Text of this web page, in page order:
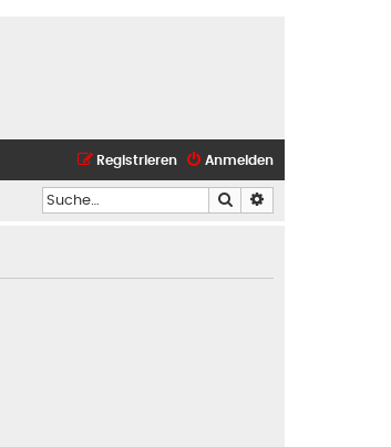
Anmelden
Registrieren
Suche